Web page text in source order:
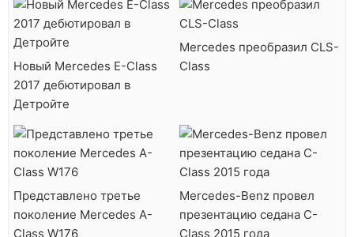
Новый Mercedes E-Class
2017 дебютировал в
Детройте
Mercedes преобразил CLS-
Class
Представлено третье
поколение Mercedes A-
Class W176
Mercedes-Benz провел
презентацию седана C-
Class 2015 года